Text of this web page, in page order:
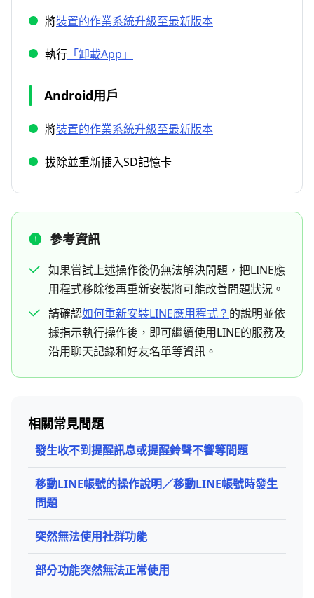
將裝置的作業系統升級至最新版本
執行 「卸載App」
Android用戶
將裝置的作業系統升級至最新版本
拔除並重新插入SD記憶卡
參考資訊
如果嘗試上述操作後仍無法解決問題，把LINE應
用程式移除後再重新安裝將可能改善問題狀況。
請確認如何重新安裝LINE應用程式？ 的說明並依
據指示執行操作後，即可繼續使用LINE的服務及
沿用聊天記錄和好友名單等資訊。
相關常見問題
發生收不到提醒訊息或提醒鈴聲不響等問題
移動LINE帳號的操作說明／移動LINE帳號時發生
問題
突然無法使用社群功能
部分功能突然無法正常使用